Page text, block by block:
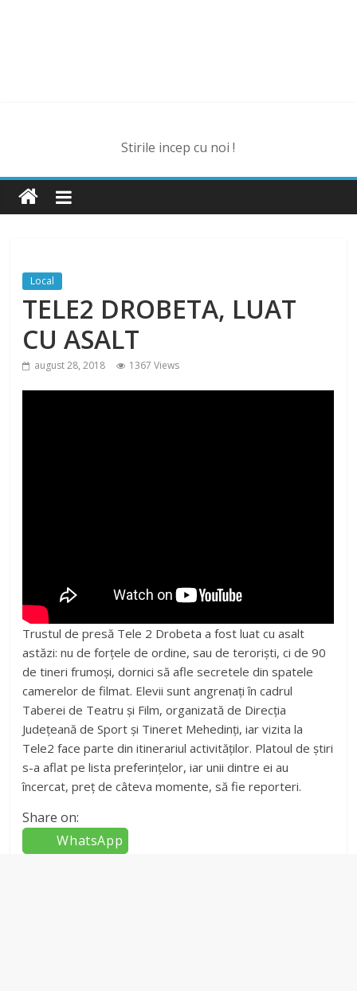
Stirile incep cu noi !
Local
TELE2 DROBETA, LUAT
CU ASALT
august 28, 2018 1367 Views
Trustul de presă Tele 2 Drobeta a fost luat cu asalt
astăzi: nu de forţele de ordine, sau de terorişti, ci de 90
de tineri frumoşi, dornici să afle secretele din spatele
camerelor de filmat. Elevii sunt angrenaţi în cadrul
Taberei de Teatru şi Film, organizată de Direcţia
Judeţeană de Sport şi Tineret Mehedinţi, iar vizita la
Tele2 face parte din itinerariul activităţilor. Platoul de ştiri
s-a aflat pe lista preferinţelor, iar unii dintre ei au
încercat, preţ de câteva momente, să fie reporteri.
Share on:
WhatsApp